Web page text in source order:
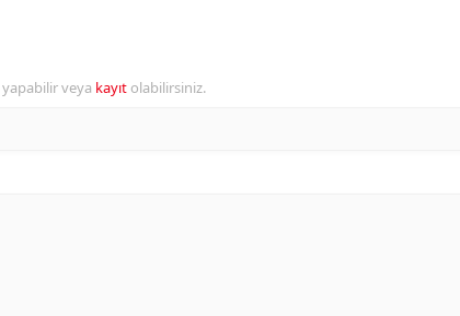
yapabilir veya kayıt olabilirsiniz.